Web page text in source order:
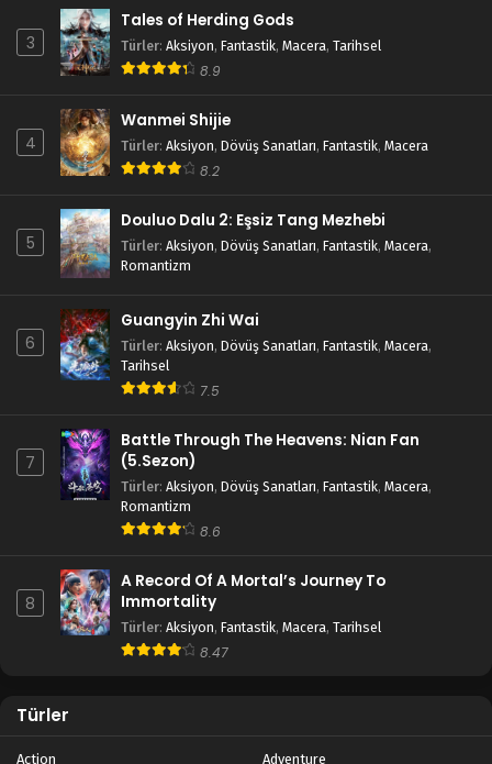
3
Tales of Herding Gods
Türler: Aksiyon, Fantastik, Macera, Tarihsel
8.9
4
Wanmei Shijie
Türler: Aksiyon, Dövüş Sanatları, Fantastik, Macera
8.2
5
Douluo Dalu 2: Eşsiz Tang Mezhebi
Türler: Aksiyon, Dövüş Sanatları, Fantastik, Macera,
Romantizm
6
Guangyin Zhi Wai
Türler: Aksiyon, Dövüş Sanatları, Fantastik, Macera,
Tarihsel
7.5
7
Battle Through The Heavens: Nian Fan
(5.Sezon)
Türler: Aksiyon, Dövüş Sanatları, Fantastik, Macera,
Romantizm
8.6
8
A Record Of A Mortal’s Journey To
Immortality
Türler: Aksiyon, Fantastik, Macera, Tarihsel
8.47
Türler
Action Adventure